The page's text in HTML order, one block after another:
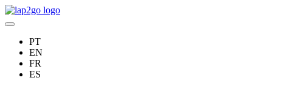
PT
EN
FR
ES